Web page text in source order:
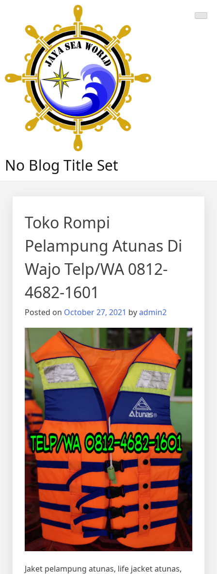
content
No Blog Title Set
Toko Rompi
Pelampung Atunas Di
Wajo Telp/WA 0812-
4682-1601
Posted on October 27, 2021 byadmin2
Jaket pelampung atunas, life jacket atunas,